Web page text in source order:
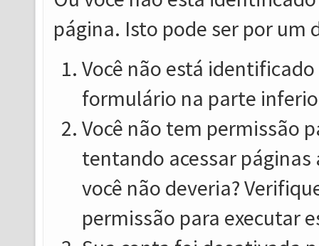
página. Isto pode ser por um
Você não está
formulário na parte
Você não tem permissão
tentando acessar
você não deveria?
permissão para executar